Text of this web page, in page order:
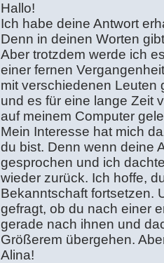
Hallo!
Ich habe deine Antwort
Denn in deinen Worten
Aber trotzdem werde ich
einer fernen
mit verschiedenen Leuten
und es für eine lange Zeit
auf meinem Computer
Mein Interesse hat mich
du bist. Denn wenn deine
gesprochen und ich
wieder zurück. Ich hoffe,
Bekanntschaft fortsetzen.
gefragt, ob du nach einer
gerade nach ihnen und
Größerem übergehen.
Alina!